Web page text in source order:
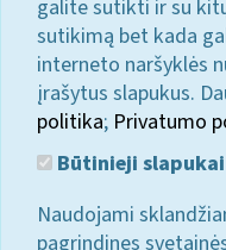
galite sutikti ir su
sutikimą bet kada
interneto naršyklės
įrašytus slapukus.
politika; Privatumo
Būtinieji slapukai
Naudojami
pagrindines